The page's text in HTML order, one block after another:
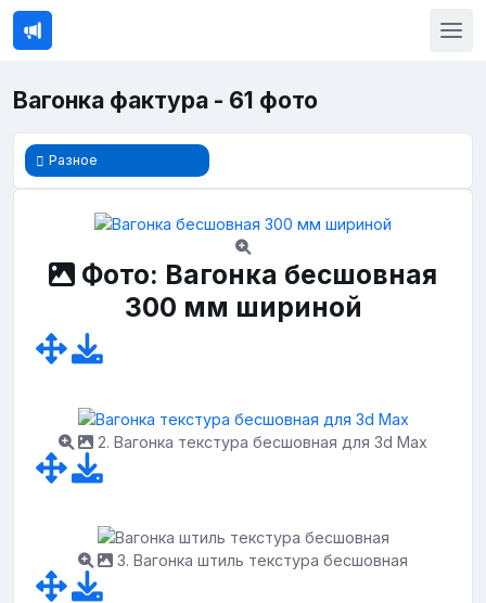
Вагонка фактура - 61 фото
Разное
Фото: Вагонка бесшовная
300 мм шириной
2. Вагонка текстура бесшовная для 3d Max
3. Вагонка штиль текстура бесшовная